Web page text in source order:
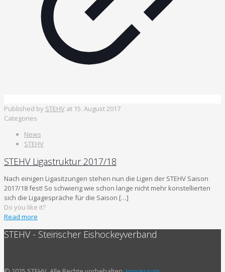
Published by STEHV at 15. August 2017
Categories
News
STEHV
STEHV Ligastruktur 2017/18
Nach einigen Ligasitzungen stehen nun die Ligen der STEHV Saison
2017/18 fest! So schwierig wie schon lange nicht mehr konstellierten
sich die Ligagespräche für die Saison […]
Do you like it?
Read more
STEHV - Steirischer Eishockeyverband